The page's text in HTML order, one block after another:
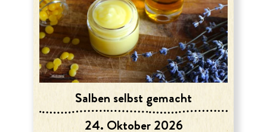
Salben selbst gemacht
24. Oktober 2026